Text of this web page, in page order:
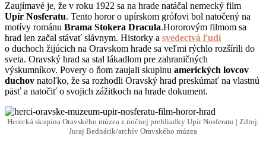
Zaujímavé je, že v roku 1922 sa na hrade natáčal nemecký film
Upír Nosferatu. Tento horor o upírskom grófovi bol natočený na
motívy románu Brama Stokera Dracula.Hororovým filmom sa
hrad len začal stávať slávnym. Historky a svedectvá ľudí
o duchoch žijúcich na Oravskom hrade sa veľmi rýchlo rozšírili do
sveta. Oravský hrad sa stal lákadlom pre zahraničných
výskumníkov. Povery o ňom zaujali skupinu amerických lovcov
duchov natoľko, že sa rozhodli Oravský hrad preskúmať na vlastnú
päsť a natočiť o svojich zážitkoch na hrade dokument.
Herecká skupina Oravského múzea z nočnej prehliadky Upír Nosferatu | Zdroj:
Juraj Bednárik/archív Oravského múzea